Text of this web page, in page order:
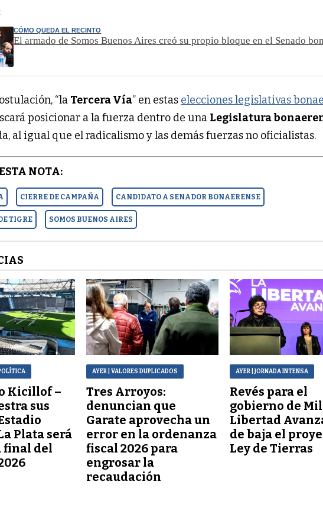
CÓMO QUEDA EL RECINTO
El armado de Somos Buenos Aires creó su propio bloque en el Senado
“la Tercera Vía” en estas elecciones legislativas
posicionar a la fuerza dentro de una Legislatura
al igual que el radicalismo y las demás fuerzas no oficialistas.
NOTA:
CIERRE DE CAMPAÑA CANDIDATO A SENADOR BONAERENSE
TIGRE SOMOS BUENOS AIRES
Kicillof –
sus
Plata será
final del
AYER | VALORES DUPLICADOS
Tres Arroyos:
denuncian que
Garate aprovecha un
error en la ordenanza
fiscal 2026 para
engrosar la
recaudación
AYER | JORNADA INTENSA
Revés para el
gobierno de
Libertad
de baja el
Ley de Tierras